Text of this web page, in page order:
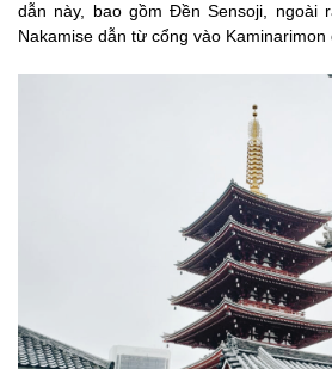
dẫn này, bao gồm Đền Sensoji, ngoài
Nakamise dẫn từ cổng vào Kaminarimon